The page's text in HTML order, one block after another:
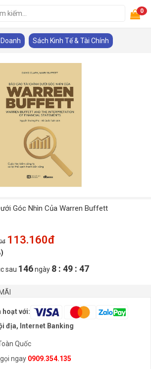
0
Sách Kinh Tế & Tài Chính
Góc Nhìn Của Warren Buffett
113.160đ
sau 146ngày 8 : 49 : 47
hoạt với:
địa, Internet Banking
Quốc
ngay 0909.354.135